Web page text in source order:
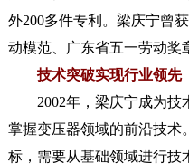
外200多件专利。梁庆宁曾
动模范、广东省五一劳动奖
技术突破实现行业领先
2002年，梁庆宁成为技
掌握变压器领域的前沿技术
标，需要从基础领域进行技